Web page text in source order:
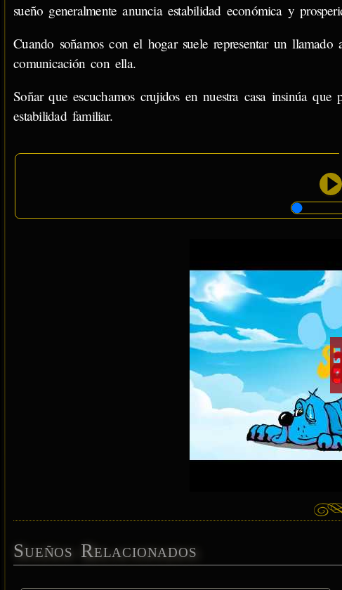
sueño generalmente anuncia estabilidad económica y
Cuando soñamos con el hogar suele representar un
comunicación con ella.
Soñar que escuchamos crujidos en nuestra casa insinúa
estabilidad familiar.
Sueños Relacionados